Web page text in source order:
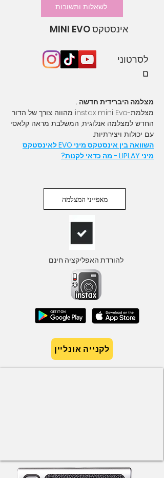
לשאלות ותשובות
אינסטקס MINI EVO
לסרטוני
ם
מצלמה היברידית חדשה .
מצלמת-instax mini Evo מהווה צורך של הדור
החדש למצלמה אנלוגית, המשלבת מראה קלאסי
עם יכולות ויצירתיות.
השוואה בין אינסטקס מיני EVO לאינסטקס
מיני LIPLAY - מה כדאי לקנות?
מאפייני המצלמה
להורדת האפליקציה חינם
לקנייה אונליין